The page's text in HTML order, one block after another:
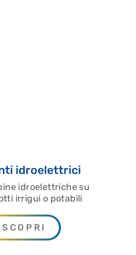
idroelettrici
idroelettriche su
irrigui o potabili
SCOPRI